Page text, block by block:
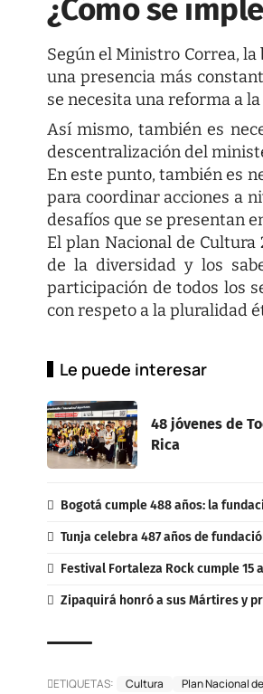
¿Cómo se
Según el Ministro Correa,
una presencia más
se necesita una reforma a
Así mismo, también es
descentralización del
En este punto, también es
para coordinar acciones a
desafíos que se presentan
El plan Nacional de
de la diversidad y los
participación de todos los
con respeto a la pluralidad
Le puede interesar
48 jóvenes de
Rica
Bogotá cumple 488 años: la
Tunja celebra 487 años de
Festival Fortaleza Rock cumple 15
Zipaquirá honró a sus Mártires y
ETIQUETAS: Cultura Plan Nacional